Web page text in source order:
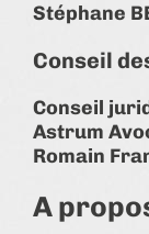
Stéphane
Conseil
Conseil
Astrum
Romain
A